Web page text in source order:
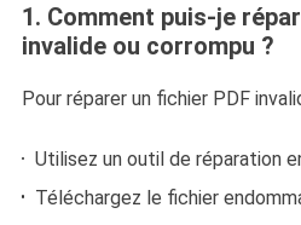
1. Comment puis-je
invalide ou corrompu ?
Pour réparer un fichier PDF
Utilisez un outil de réparation
Téléchargez le fichier